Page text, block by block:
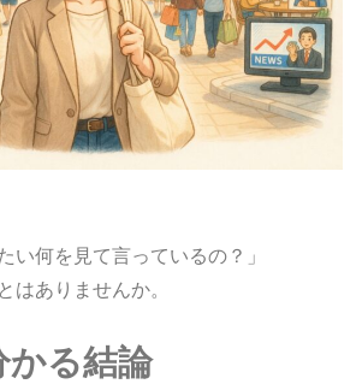
い何を見て言っているの？」
はありませんか。
る結論